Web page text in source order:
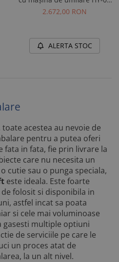
inclusă
2.672,00 RON
ALERTA STOC
acestea au nevoie de
pentru a putea oferi
fata in fata, fie prin livrare la
care nu necesita un
cutie sau o punga speciala,
este ideala. Este foarte
folosit si disponibila in
astfel incat sa poata
si cele mai voluminoase
multiple optiuni
de serviciile pe care le
un proces atat de
la un alt nivel.